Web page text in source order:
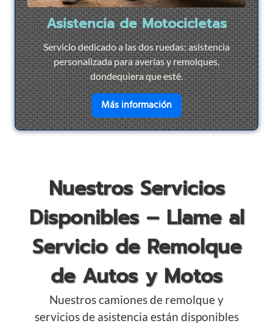
Asistencia de Motocicletas
Servicio dedicado a las dos ruedas: asistencia
personalizada para averías y remolques,
dondequiera que esté.
Más informaciónen savoir plus sur
Nuestros Servicios
Disponibles – Llame al
Servicio de Remolque
de Autos y Motos
Nuestros camiones de remolque y
servicios de asistencia están disponibles